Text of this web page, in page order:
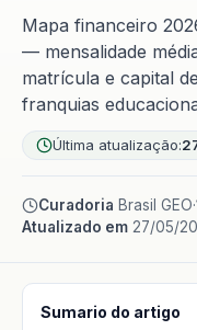
Mapa financeiro
— mensalidade
matrícula e capital
franquias
Última atualização:
Curadoria Brasil GEO·
Atualizado em 27/05/
Sumario do artigo